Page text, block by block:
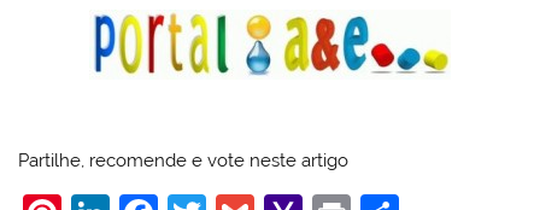
Partilhe, recomende e vote neste artigo